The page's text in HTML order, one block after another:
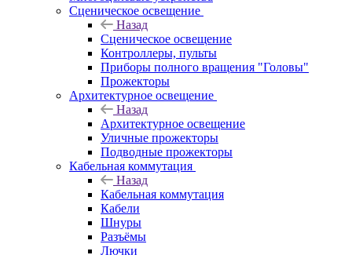
Сценическое освещение
Назад
Сценическое освещение
Контроллеры, пульты
Приборы полного вращения "Головы"
Прожекторы
Архитектурное освещение
Назад
Архитектурное освещение
Уличные прожекторы
Подводные прожекторы
Кабельная коммутация
Назад
Кабельная коммутация
Кабели
Шнуры
Разъёмы
Лючки